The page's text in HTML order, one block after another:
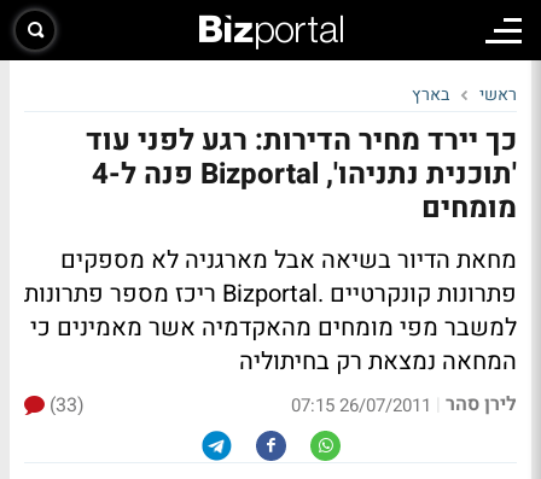
ראשי בארץ
כך יירד מחיר הדירות: רגע לפני עוד
'תוכנית נתניהו', Bizportal פנה ל-4
מומחים
מחאת הדיור בשיאה אבל מארגניה לא מספקים
פתרונות קונקרטיים .Bizportal ריכז מספר פתרונות
למשבר מפי מומחים מהאקדמיה אשר מאמינים כי
המחאה נמצאת רק בחיתוליה
לירן סהר |
26/07/2011 07:15
(33)